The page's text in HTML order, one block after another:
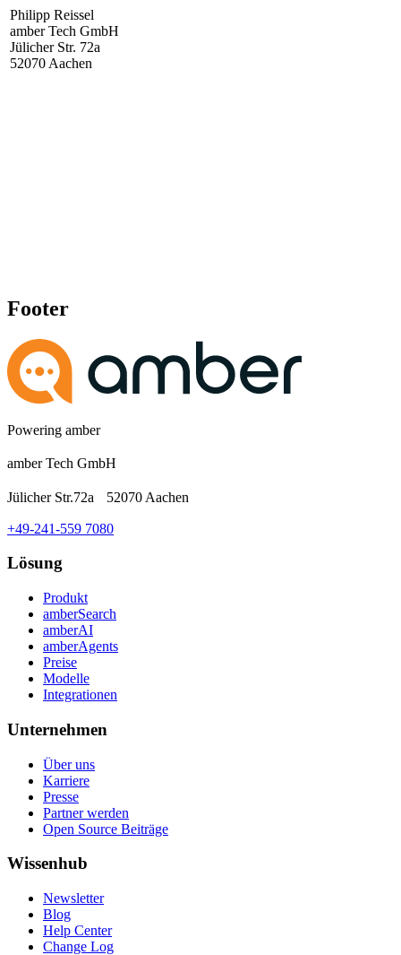
Philipp Reissel
amber Tech GmbH
Jülicher Str. 72a
52070 Aachen
Footer
Powering amber
amber Tech GmbH
Jülicher Str.72a 52070 Aachen
+49-241-559 7080
Lösung
Produkt
amberSearch
amberAI
amberAgents
Preise
Modelle
Integrationen
Unternehmen
Über uns
Karriere
Presse
Partner werden
Open Source Beiträge
Wissenhub
Newsletter
Blog
Help Center
Change Log